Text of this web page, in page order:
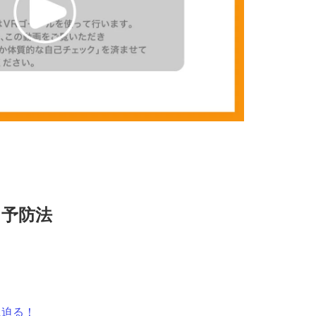
防法
る！